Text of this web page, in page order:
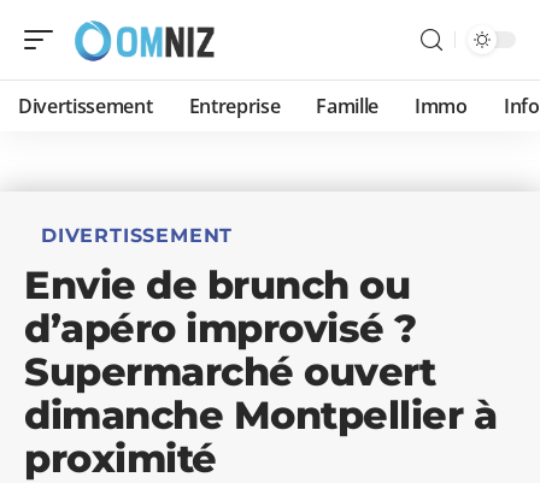
Divertissement Entreprise Famille Immo
DIVERTISSEMENT
Envie de brunch ou
d’apéro improvisé ?
Supermarché ouvert
dimanche Montpellier à
proximité